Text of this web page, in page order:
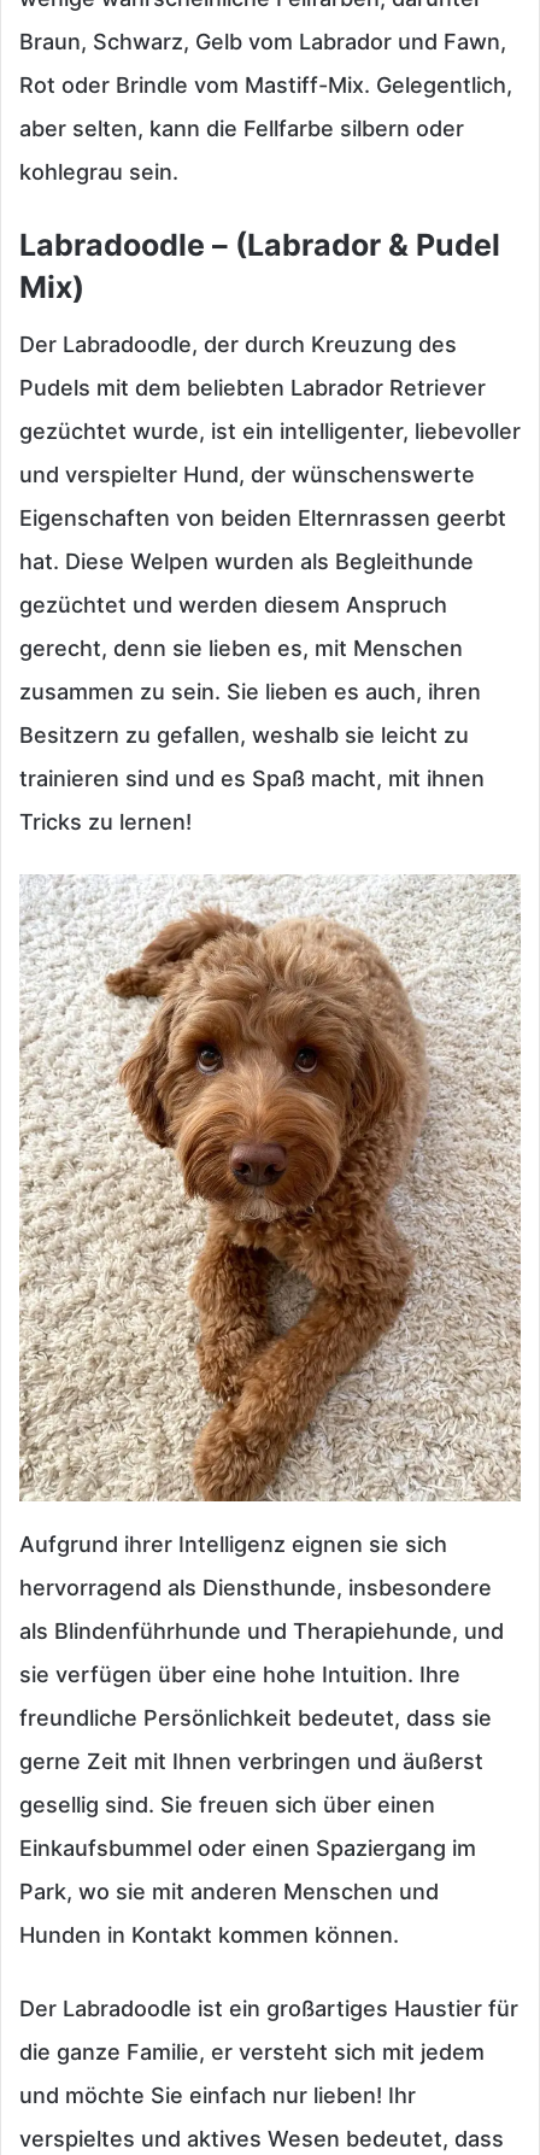
Braun, Schwarz, Gelb vom Labrador und Fawn,
Rot oder Brindle vom Mastiff-Mix. Gelegentlich,
aber selten, kann die Fellfarbe silbern oder
kohlegrau sein.
Labradoodle – (Labrador & Pudel
Mix)
Der Labradoodle, der durch Kreuzung des
Pudels mit dem beliebten Labrador Retriever
gezüchtet wurde, ist ein intelligenter, liebevoller
und verspielter Hund, der wünschenswerte
Eigenschaften von beiden Elternrassen geerbt
hat. Diese Welpen wurden als Begleithunde
gezüchtet und werden diesem Anspruch
gerecht, denn sie lieben es, mit Menschen
zusammen zu sein. Sie lieben es auch, ihren
Besitzern zu gefallen, weshalb sie leicht zu
trainieren sind und es Spaß macht, mit ihnen
Tricks zu lernen!
Aufgrund ihrer Intelligenz eignen sie sich
hervorragend als Diensthunde, insbesondere
als Blindenführhunde und Therapiehunde, und
sie verfügen über eine hohe Intuition. Ihre
freundliche Persönlichkeit bedeutet, dass sie
gerne Zeit mit Ihnen verbringen und äußerst
gesellig sind. Sie freuen sich über einen
Einkaufsbummel oder einen Spaziergang im
Park, wo sie mit anderen Menschen und
Hunden in Kontakt kommen können.
Der Labradoodle ist ein großartiges Haustier für
die ganze Familie, er versteht sich mit jedem
und möchte Sie einfach nur lieben! Ihr
verspieltes und aktives Wesen bedeutet, dass